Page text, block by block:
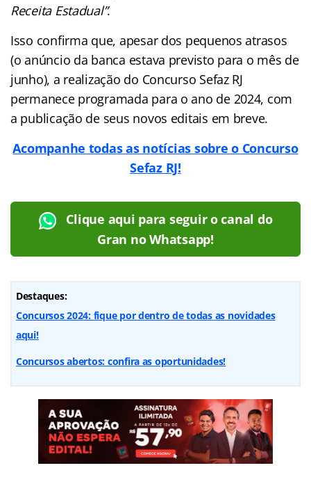
Receita Estadual”.
Isso confirma que, apesar dos pequenos atrasos
(o anúncio da banca estava previsto para o mês de
junho), a realização do Concurso Sefaz RJ
permanece programada para o ano de 2024, com
a publicação de seus novos editais em breve.
Acompanhe todas as notícias sobre o Concurso
Sefaz RJ!
Clique aqui para seguir o canal do
Gran no Whatsapp!
Destaques:
Concursos 2024: fique por dentro de todas as novidades
aqui!
Concursos abertos: confira as oportunidades!